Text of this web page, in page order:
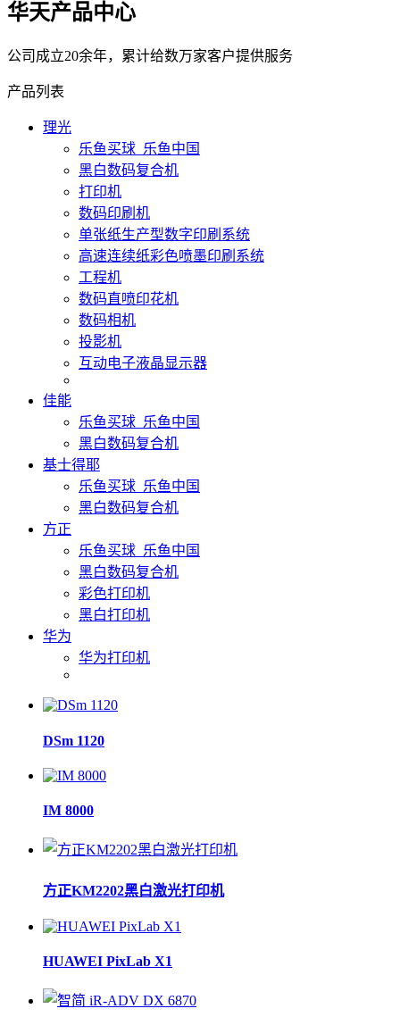
华天产品中心
公司成立20余年，累计给数万家客户提供服务
产品列表
理光
乐鱼买球_乐鱼中国
黑白数码复合机
打印机
数码印刷机
单张纸生产型数字印刷系统
高速连续纸彩色喷墨印刷系统
工程机
数码直喷印花机
数码相机
投影机
互动电子液晶显示器
佳能
乐鱼买球_乐鱼中国
黑白数码复合机
基士得耶
乐鱼买球_乐鱼中国
黑白数码复合机
方正
乐鱼买球_乐鱼中国
黑白数码复合机
彩色打印机
黑白打印机
华为
华为打印机
DSm 1120
IM 8000
方正KM2202黑白激光打印机
HUAWEI PixLab X1